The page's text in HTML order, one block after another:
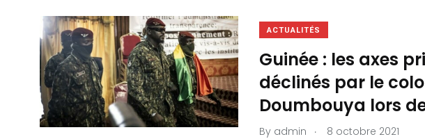
ACTUALITÉS
Guinée : les axes
déclinés par le
Doumbouya lors
By admin . 8 octobre 2021